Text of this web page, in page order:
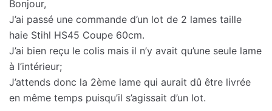
Bonjour,
J’ai passé une commande d’un lot de 2 lames taille
haie Stihl HS45 Coupe 60cm.
J’ai bien reçu le colis mais il n’y avait qu’une seule lame
à l’intérieur;
J’attends donc la 2ème lame qui aurait dû être livrée
en même temps puisqu’il s’agissait d’un lot.